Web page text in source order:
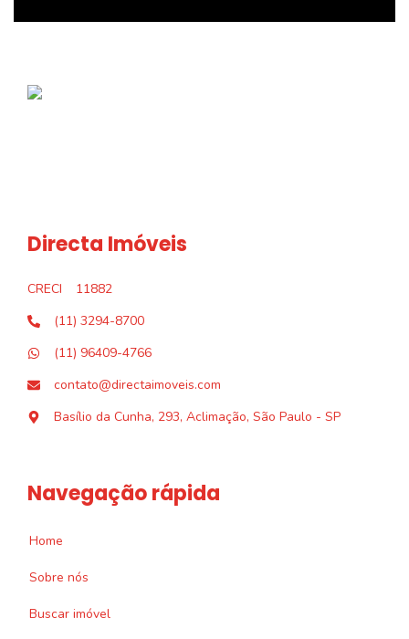
Directa Imóveis
CRECI
11882
(11) 3294-8700
(11) 96409-4766
contato@directaimoveis.com
Basílio da Cunha, 293, Aclimação, São Paulo - SP
Navegação rápida
Home
Sobre nós
Buscar imóvel